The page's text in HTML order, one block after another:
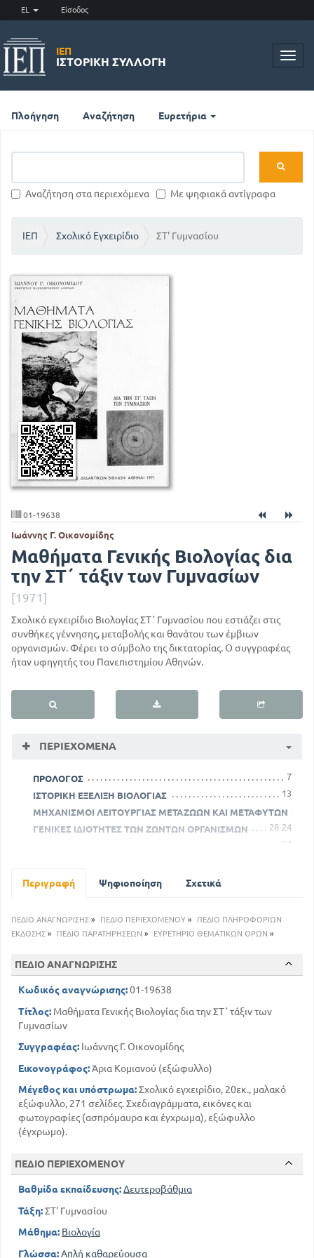
EL Είσοδος
ΙΕΠ
ΙΣΤΟΡΙΚΉ ΣΥΛΛΟΓΉ
Πλοήγηση Αναζήτηση Ευρετήρια
Αναζήτηση στα περιεχόμενα Με ψηφιακά αντίγραφα
ΙΕΠ Σχολικό Εγχειρίδιο ΣΤ' Γυμνασίου
01-19638
Ιωάννης Γ. Οικονομίδης
Μαθήματα Γενικής Βιολογίας δια
την ΣΤ΄ τάξιν των Γυμνασίων
[1971]
Σχολικό εγχειρίδιο Βιολογίας ΣΤ΄ Γυμνασίου που εστιάζει στις
συνθήκες γέννησης, μεταβολής και θανάτου των έμβιων
οργανισμών. Φέρει το σύμβολο της δικτατορίας. Ο συγγραφέας
ήταν υφηγητής του Πανεπιστημίου Αθηνών.
ΠΕΡΙΕΧΌΜΕΝΑ
ΠΡΟΛΟΓΟΣ
7
ΙΣΤΟΡΙΚΗ ΕΞΕΛΙΞΗ ΒΙΟΛΟΓΙΑΣ
13
ΜΗΧΑΝΙΣΜΟΙ ΛΕΙΤΟΥΡΓΙΑΣ ΜΕΤΑΖΩΩΝ ΚΑΙ ΜΕΤΑΦΥΤΩΝ
24
ΓΕΝΙΚΕΣ ΙΔΙΟΤΗΤΕΣ ΤΩΝ ΖΩΝΤΩΝ ΟΡΓΑΝΙΣΜΩΝ
28
34
ΣΗΜΑΣΙΑ ΧΗΜΙΚΩΝ ΟΥΣΙΩΝ ΚΑΙ ΟΡΓΑΝΙΔΙΩΝ ΤΙΝΩΝ ΓΙΑ
ΤΗ ΦΥΣΙΟΛΟΓΙΑ ΤΟΥ ΚΥΤΤΑΡΟΥ
ΑΝΑΠΑΡΑΓΩΓΗ ΖΩΩΝ
ΕΜΒΡΥΟΓΕΝΕΣΗ
ΑΛΛΟΜΕΤΡΙΚΗ ΑΥΞΗΣΗ
ΜΕΤΕΜΒΡΥΙΚΗ ΑΝΑΠΤΥΞΗ
ΦΥΣΙΟΛΟΓΙΚΕΣ ΤΙΝΕΣ ΛΕΙΤΟΥΡΓΙΕΣ ΟΛΟΚΛΗΡΩΣΕΩΣ
ΕΝΔΟΚΡΙΝΙΚΕΣ ΕΠΙΔΡΑΣΕΙΣ ΕΠΙ ΤΗΣ ΟΛΟΚΛΗΡΩΣΕΩΣ
ΕΞΕΛΙΞΗ - ΙΣΤΟΡΙΑ ΤΩΝ ΟΡΓΑΝΙΣΜΩΝ
ΕΠΙΛΟΓΟΣ
265
ΠΡΟΛΟΓΟΣ
ΙΣΤΟΡΙΚΗ ΕΞΕΛΙΞΗ ΒΙΟΛΟΓΙΑΣ
ΓΕΝΙΚΕΣ ΙΔΙΟΤΗΤΕΣ ΤΩΝ ΖΩΝΤΩΝ ΟΡΓΑΝΙΣΜΩΝ
ΧΗΜΙΚΗ ΣΥΣΤΑΣΗ ΕΜΒΙΩΝ ΟΝΤΩΝ
32
ΛΕΠΤΗ ΥΦΗ ΕΜΒΙΩΝ ΟΝΤΩΝ
ΣΗΜΑΣΙΑ ΧΗΜΙΚΩΝ ΟΥΣΙΩΝ ΚΑΙ ΟΡΓΑΝΙΔΙΩΝ ΤΙΝΩΝ ΓΙΑ
ΤΗ ΦΥΣΙΟΛΟΓΙΑ ΤΟΥ ΚΥΤΤΑΡΟΥ
ΚΥΤΤΑΡΙΚΗ ΔΙΑΙΡΕΣΗ
ΑΝΑΠΑΡΑΓΩΓΗ ΖΩΩΝ
Περιγραφή Ψηφιοποίηση Σχετικά
ΠΕΔΙΟ ΑΝΑΓΝΩΡΙΣΗΣ » ΠΕΔΙΟ ΠΕΡΙΕΧΟΜΕΝΟΥ »
ΠΕΔΙΟ ΠΛΗΡΟΦΟΡΙΩΝ
ΕΚΔΟΣΗΣ » ΠΕΔΙΟ ΠΑΡΑΤΗΡΗΣΕΩΝ » ΕΥΡΕΤΗΡΙΟ ΘΕΜΑΤΙΚΩΝ ΟΡΩΝ »
ΠΕΔΙΟ ΑΝΑΓΝΩΡΙΣΗΣ
Κωδικός αναγνώρισης:01-19638
Τίτλος: Μαθήματα Γενικής Βιολογίας δια την ΣΤ΄ τάξιν των
Γυμνασίων
Συγγραφέας: Ιωάννης Γ. Οικονομίδης
Εικονογράφος:Άρια Κομιανού (εξώφυλλο)
Μέγεθος και υπόστρωμα:Σχολικό εγχειρίδιο, 20εκ., μαλακό
εξώφυλλο, 271 σελίδες. Σχεδιαγράμματα, εικόνες και
φωτογραφίες (ασπρόμαυρα και έγχρωμα), εξώφυλλο
(έγχρωμο).
ΠΕΔΙΟ ΠΕΡΙΕΧΟΜΕΝΟΥ
Βαθμίδα εκπαίδευσης:Δευτεροβάθμια
Τάξη:ΣΤ' Γυμνασίου
Μάθημα: Βιολογία
Γλώσσα:Απλή καθαρεύουσα